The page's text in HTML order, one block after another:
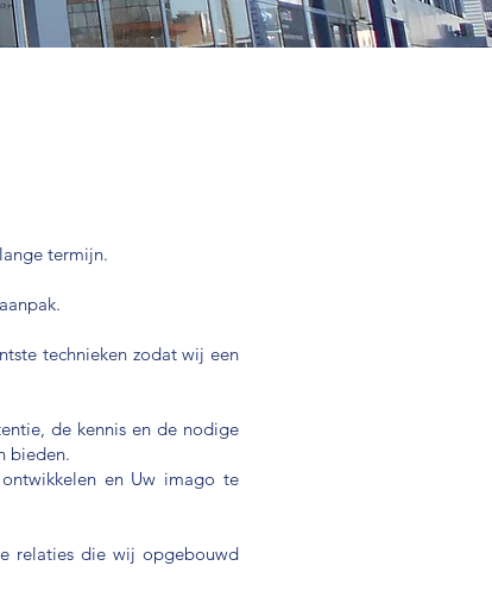
termijn.
technieken zodat wij een
de kennis en de nodige
bieden.
en Uw imago te
relaties die wij opgebouwd